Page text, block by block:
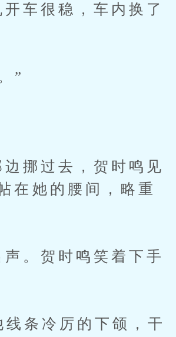
车很稳，车内换了
”
挪过去，贺时鸣见
在她的腰间，略重
。贺时鸣笑着下手
条冷厉的下颌，干